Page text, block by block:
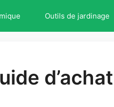
Outils de jardinage